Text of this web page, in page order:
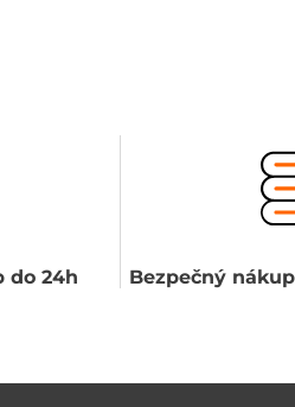
do 24h Bezpečný